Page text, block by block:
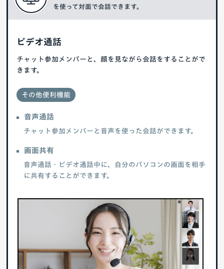
を使って対面で会話できます。
ビデオ通話
チャット参加メンバーと、顔を見ながら会話をすることがで
きます。
その他便利機能
音声通話
チャット参加メンバーと音声を使った会話ができます。
画面共有
音声通話・ビデオ通話中に、自分のパソコンの画面を相手
に共有することができます。